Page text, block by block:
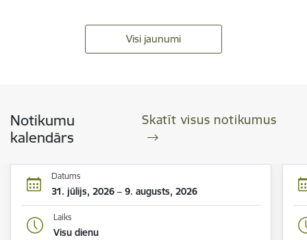
Visi jaunumi
Notikumu
kalendārs
Skatīt visus notikumus
Datums
31. jūlijs, 2026 – 9. augusts, 2026
Laiks
Visu dienu